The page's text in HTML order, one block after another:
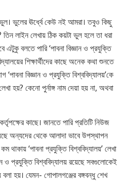
ভুলের ঊর্ধ্বে কেউ নই আমরা। তবুও কিছু
লাইন লেখায় ঠিক কয়টা ভুল হলে তা ধরা
এটুকু বলতে পারি ‘পাবনা বিজ্ঞান ও প্রযুক্তি
শিক্ষার্থীদের কাছে অনেক কথা শুনতে
বিজ্ঞান ও প্রযুক্তি বিশ্ববিদ্যালয়’কে
হয়? কেনো পুর্নাঙ্গ নাম দেয়া হয় না, অথবা
কাছে। জানতে পারি প্রতিটি নিউজ
অন্যদের থেকে আলাদা ভাবে উপস্থাপন
থাকায় ‘পাবনা প্রযুক্তি বিশ্ববিদ্যালয়’ লেখা
ও প্রযুক্তি বিশ্ববিদ্যালয় রয়েছে সবগুলোকেই
হয়। যেমন- গোপালগঞ্জের বঙ্গবন্ধু শেখ